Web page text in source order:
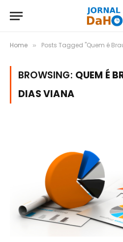
Home » Posts Tagged "Quem é
BROWSING: QUEM É
DIAS VIANA